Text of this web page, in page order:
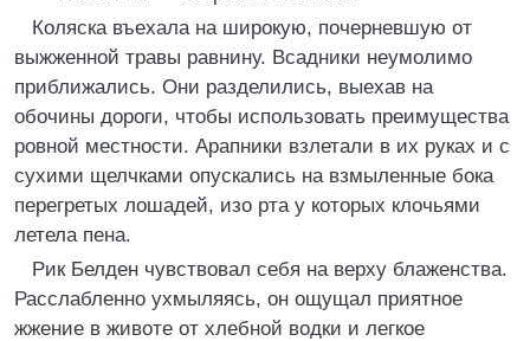
Коляска въехала на широкую, почерневшую от
выжженной травы равнину. Всадники неумолимо
приближались. Они разделились, выехав на
обочины дороги, чтобы использовать преимущества
ровной местности. Арапники взлетали в их руках и с
сухими щелчками опускались на взмыленные бока
перегретых лошадей, изо рта у которых клочьями
летела пена.
Рик Белден чувствовал себя на верху блаженства.
Расслабленно ухмыляясь, он ощущал приятное
жжение в животе от хлебной водки и легкое